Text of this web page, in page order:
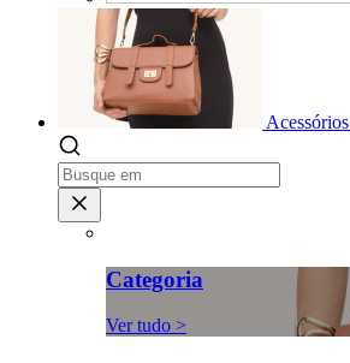
Acessórios
Categoria
Ver tudo >